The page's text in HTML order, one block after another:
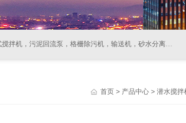
污泥回流泵，格栅除污机，输送机，砂水分离器等水处理设备
首页 > 产品中心 > 潜水搅拌